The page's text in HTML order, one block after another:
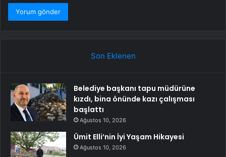
Son Eklenen
Belediye başkanı tapu müdürüne
kızdı, bina önünde kazı çalışması
başlattı
Ağustos 10, 2026
Ümit Elli’nin İyi Yaşam Hikayesi
Ağustos 10, 2026